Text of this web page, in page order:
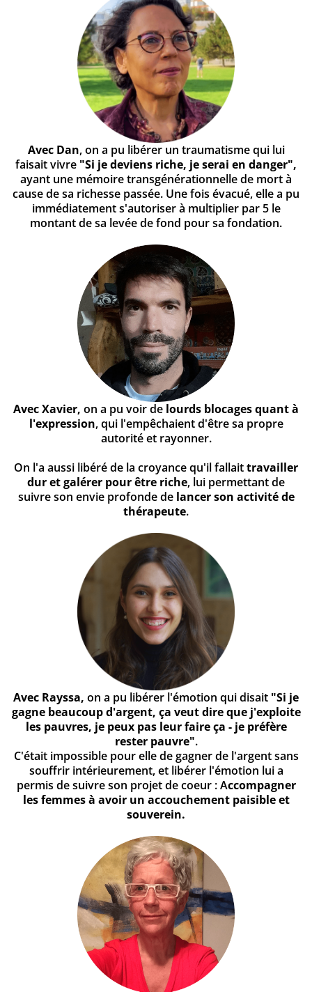
Avec Dan, on a pu libérer un traumatisme qui lui
faisait vivre "Si je deviens riche, je serai en danger",
ayant une mémoire transgénérationnelle de mort à
cause de sa richesse passée. Une fois évacué, elle a pu
immédiatement s'autoriser à multiplier par 5 le
montant de sa levée de fond pour sa fondation.
Avec Xavier, on a pu voir de lourds blocages quant à
l'expression, qui l'empêchaient d'être sa propre
autorité et rayonner.
On l'a aussi libéré de la croyance qu'il fallaittravailler
dur et galérer pour être riche, lui permettant de
suivre son envie profonde de lancer son activité de
thérapeute.
Avec Rayssa, on a pu libérer l'émotion qui disait "Si je
gagne beaucoup d'argent, ça veut dire que j'exploite
les pauvres, je peux pas leur faire ça - je préfère
rester pauvre".
C'était impossible pour elle de gagner de l'argent sans
souffrir intérieurement, et libérer l'émotion lui a
permis de suivre son projet de coeur : Accompagner
les femmes à avoir un accouchement paisible et
souverein.